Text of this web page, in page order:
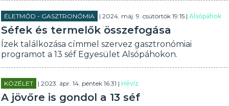
ÉLETMÓD - GASZTRONÓMIA | 2024. máj. 9. csütörtök 19:15 |Alsópáhok
Séfek és termelők összefogása
Ízek találkozása címmel szervez gasztronómiai
programot a 13 séf Egyesület Alsópáhokon.
KÖZÉLET | 2023. ápr. 14. péntek 16:31 |Hévíz
A jövőre is gondol a 13 séf